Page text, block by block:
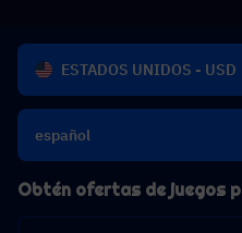
ESTADOS UNIDOS - USD
español
Obtén ofertas de juegos